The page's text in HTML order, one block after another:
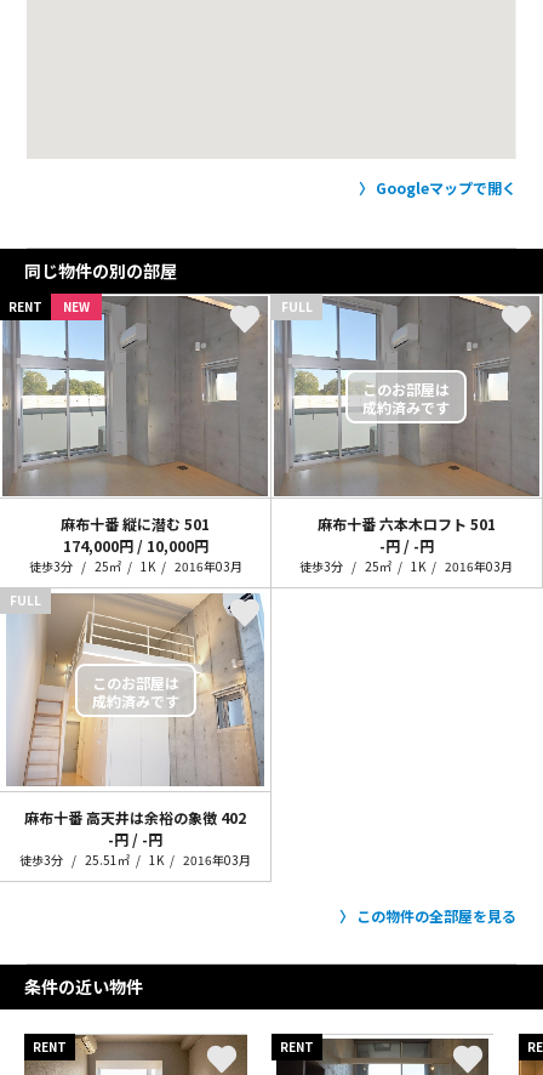
Googleマップで開く
同じ物件の別の部屋
RENT NEW
麻布十番 縦に潜む 501
174,000円 / 10,000円
徒歩3分 25㎡ 1K 2016年03月
FULL
麻布十番 六本木ロフト 501
-円 / -円
徒歩3分 25㎡ 1K
2016年03月
FULL
麻布十番 高天井は余裕の象徴 402
-円 / -円
徒歩3分 25.51㎡ 1K 2016年03月
この物件の全部屋を見る
条件の近い物件
RENT RENT